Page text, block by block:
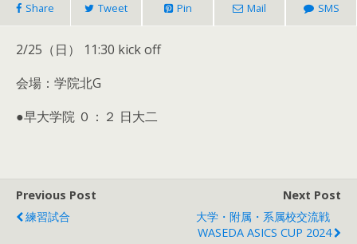
Share Tweet Pin Mail SMS
2/25（日） 11:30 kick off
会場：学院北G
●早大学院 ０：２ 日大二
Previous Post
練習試合
Next Post
大学・附属・系属校交流戦
WASEDA ASICS CUP 2024